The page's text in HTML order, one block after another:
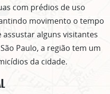
com prédios de uso
movimento o tempo
alguns visitantes
Paulo, a região tem um
da cidade.